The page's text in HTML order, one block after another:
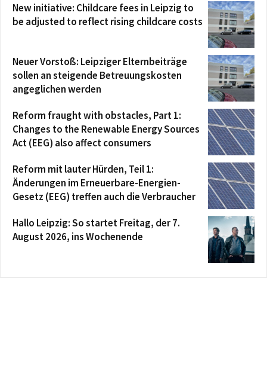
New initiative: Childcare fees in Leipzig to
be adjusted to reflect rising childcare costs
Neuer Vorstoß: Leipziger Elternbeiträge
sollen an steigende Betreuungskosten
angeglichen werden
Reform fraught with obstacles, Part 1:
Changes to the Renewable Energy Sources
Act (EEG) also affect consumers
Reform mit lauter Hürden, Teil 1:
Änderungen im Erneuerbare-Energien-
Gesetz (EEG) treffen auch die Verbraucher
Hallo Leipzig: So startet Freitag, der 7.
August 2026, ins Wochenende